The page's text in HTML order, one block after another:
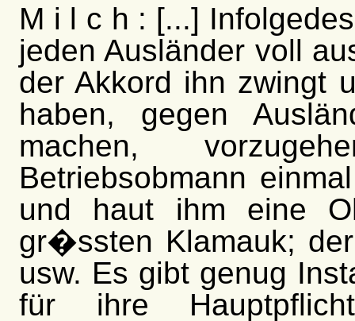
M i l c h : [...]
jeden Ausländer voll
der Akkord ihn zwingt
haben, gegen
machen,
Betriebsobmann
und haut ihm eine
gr�ssten Klamauk;
usw. Es gibt genug
für ihre